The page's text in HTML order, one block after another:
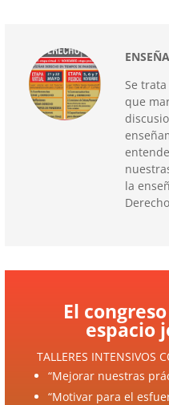
Se
que
la
El
espacio
TALLERES INTENSIVOS
“Mejorar nuestras
“Motivar para el